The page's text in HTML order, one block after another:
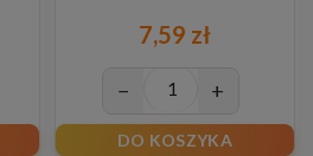
7,59 zł
− +
DO KOSZYKA